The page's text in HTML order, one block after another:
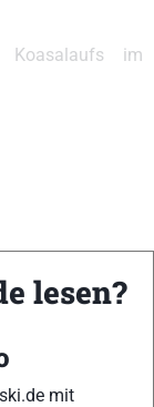
im
mit aktuellen
lesen?
mit